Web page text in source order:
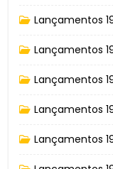
Lançamentos
Lançamentos
Lançamentos
Lançamentos
Lançamentos